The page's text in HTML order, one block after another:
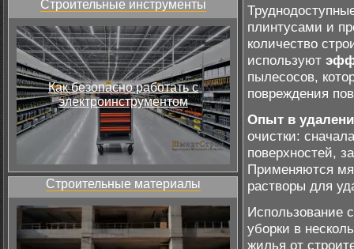
Строительные инструменты
Как безопасно работать с
электроинструментом
Строительные материалы
плинтусами и
количество
используют
пылесосов,
повреждения
Опыт в
очистки:
поверхностей,
Применяются
растворы для
Использование
уборки в
жилья от